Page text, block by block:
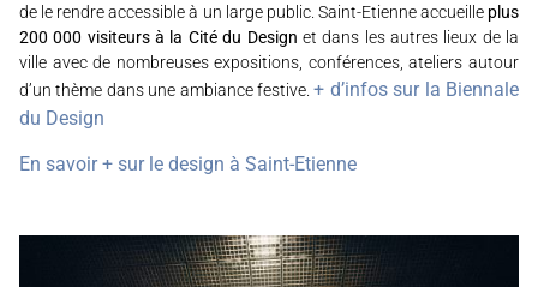
de le rendre accessible à un large public. Saint-Etienne accueille plus
200 000 visiteurs à la Cité du Design et dans les autres lieux de la
ville avec de nombreuses expositions, conférences, ateliers autour
d’un thème dans une ambiance festive.+ d’infos sur la Biennale
du Design
En savoir + sur le design à Saint-Etienne